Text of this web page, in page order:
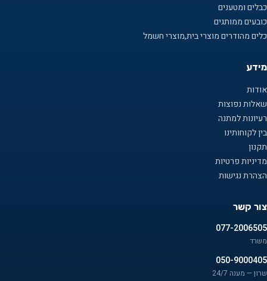
כבלים ומטענים
כובעים ממותגים
כלים מהודרים מוצרי בית,מוצרי חשמל
מידע
אודות
שאלות נפוצות
רעיונות למתנה
בין לקוחותינו
תקנון
מדיניות פרטיות
הצהרת נגישות
צור קשר
077-2006505
משרד
050-9000405
שרון — מענה 24/7